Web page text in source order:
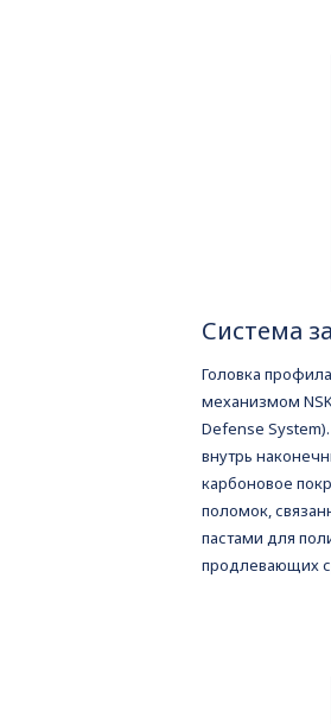
Система
Головка
механизмом
Defense
внутрь
карбоновое
поломок,
пастами для
продлевающих